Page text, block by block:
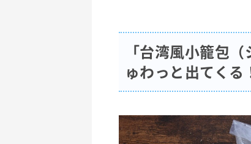
「台湾風小籠包
ゅわっと出てくる